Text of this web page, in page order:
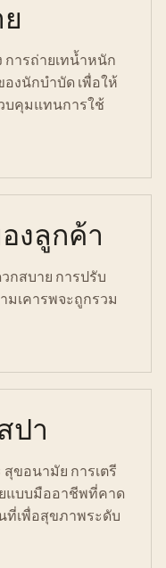
การถ่ายเทน้ำหนัก
งนักบำบัด เพื่อให้
บคุมแทนการใช้
งลูกค้า
กสบาย การปรับ
มเคารพจะถูกรวม
ปา
ขอนามัย การเตรี
แบบมืออาชีพที่คาด
ที่เพื่อสุขภาพระดับ